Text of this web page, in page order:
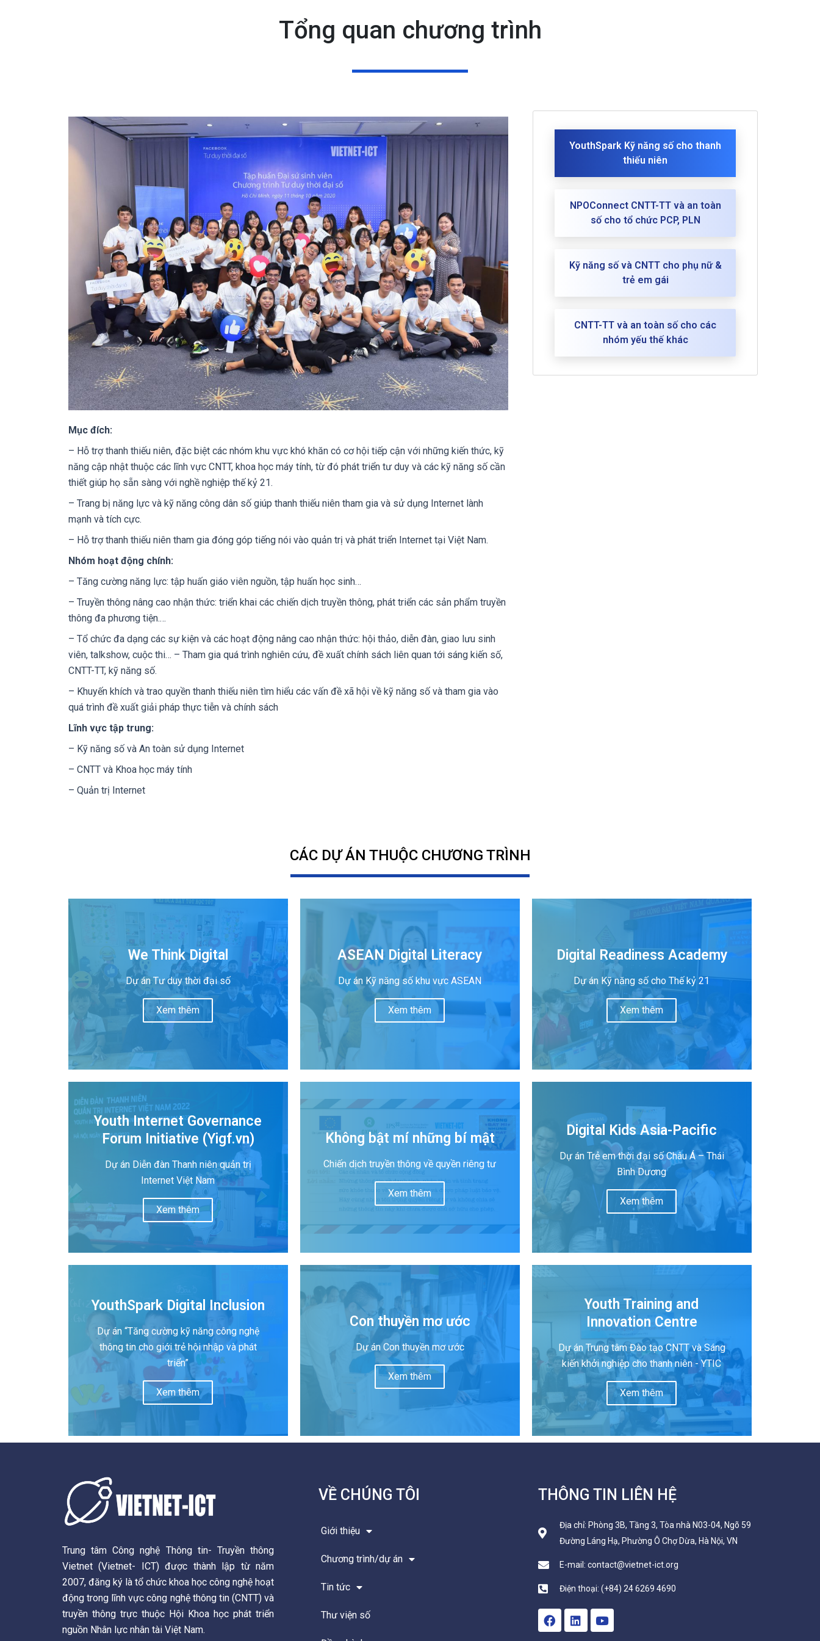
Tổng quan chương trình
Mục đích:
– Hỗ trợ thanh thiếu niên, đặc biệt các nhóm khu vực khó khăn có cơ hội tiếp cận với những kiến thức, kỹ
năng cập nhật thuộc các lĩnh vực CNTT, khoa học máy tính, từ đó phát triển tư duy và các kỹ năng số cần
thiết giúp họ sẵn sàng với nghề nghiệp thế kỷ 21.
– Trang bị năng lực và kỹ năng công dân số giúp thanh thiếu niên tham gia và sử dụng Internet lành
mạnh và tích cực.
– Hỗ trợ thanh thiếu niên tham gia đóng góp tiếng nói vào quản trị và phát triển Internet tại Việt Nam.
Nhóm hoạt động chính:
– Tăng cường năng lực: tập huấn giáo viên nguồn, tập huấn học sinh…
– Truyền thông nâng cao nhận thức: triển khai các chiến dịch truyền thông, phát triển các sản phẩm truyền
thông đa phương tiện.…
– Tổ chức đa dạng các sự kiện và các hoạt động nâng cao nhận thức: hội thảo, diễn đàn, giao lưu sinh
viên, talkshow, cuộc thi… – Tham gia quá trình nghiên cứu, đề xuất chính sách liên quan tới sáng kiến số,
CNTT-TT, kỹ năng số.
– Khuyến khích và trao quyền thanh thiếu niên tìm hiểu các vấn đề xã hội về kỹ năng số và tham gia vào
quá trình đề xuất giải pháp thực tiễn và chính sách
Lĩnh vực tập trung:
– Kỹ năng số và An toàn sử dụng Internet
– CNTT và Khoa học máy tính
– Quản trị Internet
YouthSpark Kỹ năng số cho thanh
thiếu niên
NPOConnect CNTT-TT và an toàn
số cho tổ chức PCP, PLN
Kỹ năng số và CNTT cho phụ nữ &
trẻ em gái
CNTT-TT và an toàn số cho các
nhóm yếu thế khác
CÁC DỰ ÁN THUỘC CHƯƠNG TRÌNH
We Think Digital
Dự án Tư duy thời đại số
Xem thêm
Youth Internet Governance
Forum Initiative (Yigf.vn)
Dự án Diễn đàn Thanh niên quản trị
Internet Việt Nam
Xem thêm
YouthSpark Digital Inclusion
Dự án “Tăng cường kỹ năng công nghệ
thông tin cho giới trẻ hội nhập và phát
triển”
Xem thêm
ASEAN Digital Literacy
Dự án Kỹ năng số khu vực ASEAN
Xem thêm
Không bật mí những bí mật
Chiến dịch truyền thông về quyền riêng tư
Xem thêm
Con thuyền mơ ước
Dự án Con thuyền mơ ước
Xem thêm
Digital Readiness Academy
Dự án Kỹ năng số cho Thế kỷ 21
Xem thêm
Digital Kids Asia-Pacific
Dự án Trẻ em thời đại số Châu Á – Thái
Bình Dương
Xem thêm
Youth Training and
Innovation Centre
Dự án Trung tâm Đào tạo CNTT và Sáng
kiến khởi nghiệp cho thanh niên - YTIC
Xem thêm
Trung tâm Công nghệ Thông tin- Truyền thông
Vietnet (Vietnet- ICT) được thành lập từ năm
2007, đăng ký là tổ chức khoa học công nghệ hoạt
động trong lĩnh vực công nghệ thông tin (CNTT) và
truyền thông trực thuộc Hội Khoa học phát triển
nguồn Nhân lực nhân tài Việt Nam.
VỀ CHÚNG TÔI
Giới thiệu
Chương trình/dự án
Tin tức
Thư viện số
THÔNG TIN LIÊN HỆ
Địa chỉ: Phòng 3B, Tầng 3, Tòa nhà N03-04, Ngõ 59
Đường Láng Hạ, Phường Ô Chợ Dừa, Hà Nội, VN
E-mail: contact@vietnet-ict.org
Điện thoại: (+84) 24 6269 4690
F
a
L
i
Y
o